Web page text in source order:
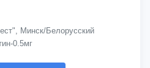
Минск/Белорусский
0.5мг